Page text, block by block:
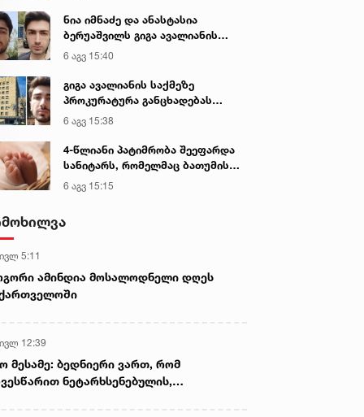
ნია იმნაძე და ანასტასია
ბერუაშვილს გიგა ავალიანის
საქმეზე ბრალი წარედგინათ
6 აგვ 15:40
გიგა ავალიანის საქმეზე
პროკურატურა განცხადებას
ავრცელებს
6 აგვ 15:38
4-წლიანი პატიმრობა შეეფარდა
სანიტარს, რომელმაც ბათუმის
კლინიკის საპირფარეშოში
იმშობიარა და ახალშობილს
მიაყენა
6 აგვ 15:15
5:11
ამინდია მოსალოდნელი დღეს
12:39
მესამე: ბედნიერი ვართ, რომ
ნეტარხსენებულის,